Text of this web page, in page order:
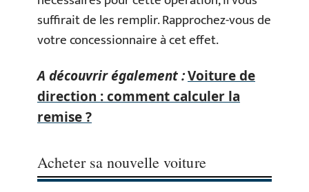
suffirait de les remplir. Rapprochez-vous de
votre concessionnaire à cet effet.
A découvrir également :Voiture de
direction : comment calculer la
remise ?
Acheter sa nouvelle voiture